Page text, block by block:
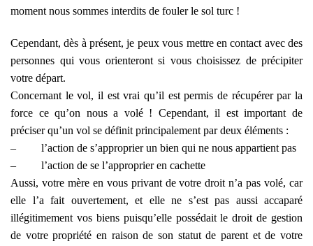
moment nous sommes interdits de fouler le sol turc !
Cependant, dès à présent, je peux vous mettre en contact avec des
personnes qui vous orienteront si vous choisissez de précipiter
votre départ.
Concernant le vol, il est vrai qu’il est permis de récupérer par la
force ce qu’on nous a volé ! Cependant, il est important de
préciser qu’un vol se définit principalement par deux éléments :
–
l’action de s’approprier un bien qui ne nous appartient pas
–
l’action de se l’approprier en cachette
Aussi, votre mère en vous privant de votre droit n’a pas volé, car
elle l’a fait ouvertement, et elle ne s’est pas aussi accaparé
illégitimement vos biens puisqu’elle possédait le droit de gestion
de votre propriété en raison de son statut de parent et de votre